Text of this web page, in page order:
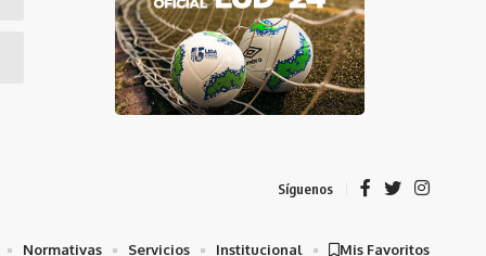
Síguenos
Normativas Servicios Institucional Mis Favoritos